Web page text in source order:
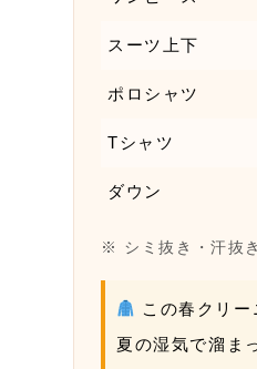
スーツ上下
ポロシャツ
Tシャツ
ダウン
※ シミ抜き・汗抜
この春クリ
夏の湿気で溜ま